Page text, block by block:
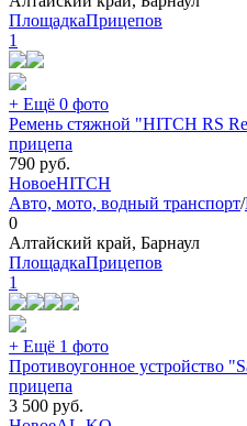
ПлощадкаПрицепов
1
+ Ещё 0 фото
Ремень стяжной "HITCH RS
прицепа
790 руб.
НовоеHITCH
Авто, мото, водный транспорт/
0
Алтайский край, Барнаул
ПлощадкаПрицепов
1
+ Ещё 1 фото
Противоугонное устройство
прицепа
3 500 руб.